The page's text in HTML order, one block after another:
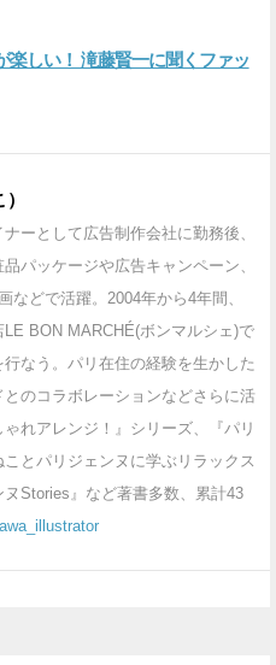
楽しい！ 滝藤賢一に聞くファッ
ーとして広告制作会社に勤務後、
パッケージや広告キャンペーン、
どで活躍。2004年から4年間、
BON MARCHÉ(ボンマルシェ)で
なう。パリ在住の経験を生かした
のコラボレーションなどさらに活
れアレンジ！』シリーズ、『パリ
とパリジェンヌに学ぶリラックス
Stories』など著書多数、累計43